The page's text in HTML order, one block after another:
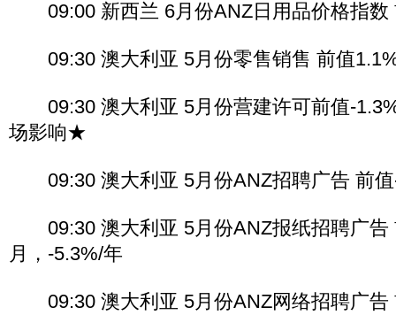
09:00 新西兰 6月份ANZ日用品价格指数
09:30 澳大利亚 5月份零售销售 前值
09:30 澳大利亚 5月份营建许可前值-
场影响★
09:30 澳大利亚 5月份ANZ招聘广告 前值
09:30 澳大利亚 5月份ANZ报纸招聘广告
月，-5.3%/年
09:30 澳大利亚 5月份ANZ网络招聘广告